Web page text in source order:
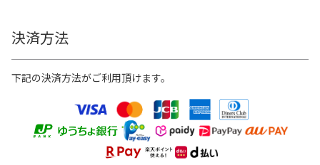
決済方法
下記の決済方法がご利用頂けます。